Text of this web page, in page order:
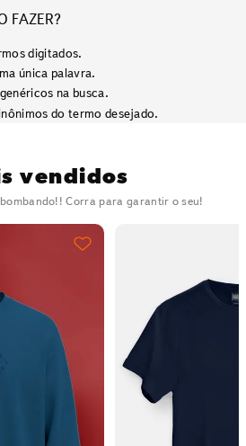
FAZER?
digitados.
única palavra.
na busca.
do termo desejado.
vendidos
Corra para garantir o seu!